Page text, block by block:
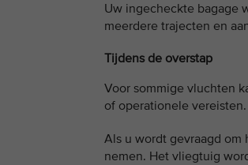
Uw ingecheckte bagage
meerdere trajecten en
Tijdens de overstap
Voor sommige vluchten
of operationele
Als u wordt gevraagd
nemen. Het vliegtuig